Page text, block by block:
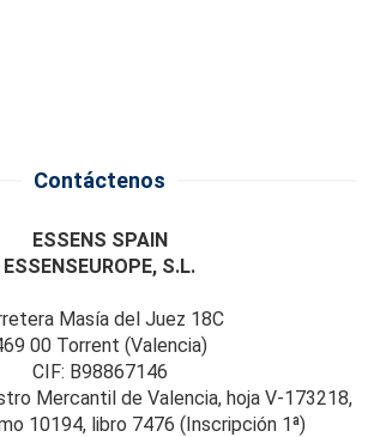
Contáctenos
ESSENS SPAIN
ESSENSEUROPE, S.L.
Masía del Juez 18C
00 Torrent (Valencia)
CIF: B98867146
Mercantil de Valencia, hoja V-173218,
10194, libro 7476 (Inscripción 1ª)